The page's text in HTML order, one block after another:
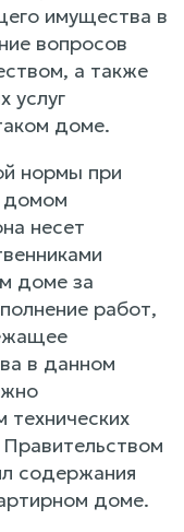
имущества в
вопросов
а также
услуг
доме.
нормы при
домом
несет
доме за
работ,
в данном
технических
содержания
доме.